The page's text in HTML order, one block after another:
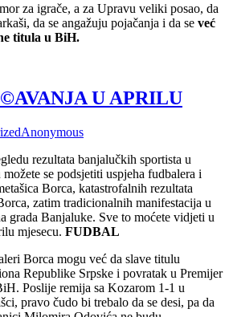
za igrače, a za Upravu veliki posao, da
da se angažuju pojačanja i da se već
titula u BiH.
U APRILU
Anonymous
rezultata banjalučkih sportista u
se podsjetiti uspjeha fudbalera i
Borca, katastrofalnih rezultata
zatim tradicionalnih manifestacija u
grada Banjaluke. Sve to moćete vidjeti u
mjesecu. FUDBAL
Borca mogu već da slave titulu
Republike Srpske i povratak u Premijer
Poslije remija sa Kozarom 1-1 u
pravo čudo bi trebalo da se desi, pa da